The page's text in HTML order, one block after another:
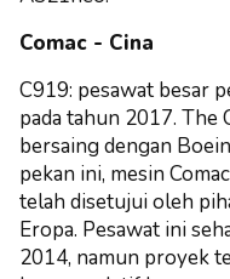
Comac - Cina
C919: pesawat besar
pada tahun 2017. The
bersaing dengan
pekan ini, mesin
telah disetujui oleh
Eropa. Pesawat ini
2014, namun proyek